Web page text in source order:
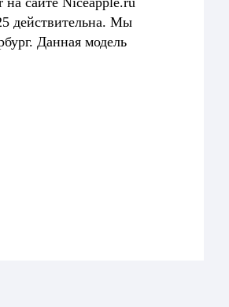
действительна. Мы
Данная модель